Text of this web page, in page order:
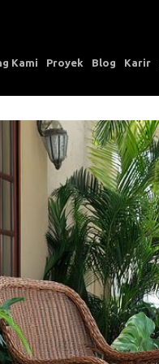
Kami Proyek Blog Karir